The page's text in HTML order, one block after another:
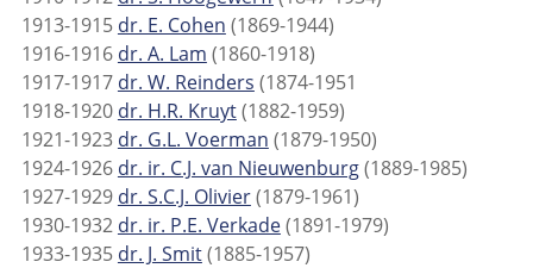
1913-1915 dr. E. Cohen (1869-1944)
1916-1916 dr. A. Lam (1860-1918)
1917-1917 dr. W. Reinders (1874-1951
1918-1920 dr. H.R. Kruyt(1882-1959)
1921-1923 dr. G.L. Voerman (1879-1950)
1924-1926 dr. ir. C.J. van Nieuwenburg(1889-1985)
1927-1929 dr. S.C.J. Olivier(1879-1961)
1930-1932 dr. ir. P.E. Verkade(1891-1979)
1933-1935 dr. J. Smit(1885-1957)